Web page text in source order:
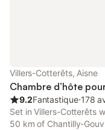
Villers-Cotterêts, Aisne
Chambre d’hôte
9.2Fantastique⋅178
Set in Villers-Cotterêts
50 km of Chantilly-